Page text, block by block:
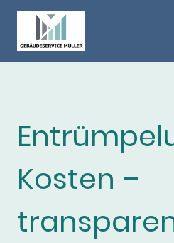
Kosten –